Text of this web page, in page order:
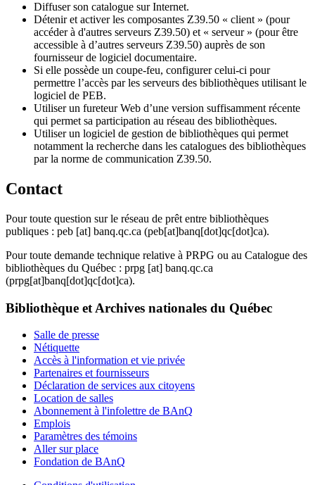
Diffuser son catalogue sur Internet.
Détenir et activer les composantes Z39.50 « client » (pour
accéder à d'autres serveurs Z39.50) et « serveur » (pour être
accessible à d’autres serveurs Z39.50) auprès de son
fournisseur de logiciel documentaire.
Si elle possède un coupe-feu, configurer celui-ci pour
permettre l’accès par les serveurs des bibliothèques utilisant le
logiciel de PEB.
Utiliser un fureteur Web d’une version suffisamment récente
qui permet sa participation au réseau des bibliothèques.
Utiliser un logiciel de gestion de bibliothèques qui permet
notamment la recherche dans les catalogues des bibliothèques
par la norme de communication Z39.50.
Contact
Pour toute question sur le réseau de prêt entre bibliothèques
publiques : peb [at] banq.qc.ca (peb[at]banq[dot]qc[dot]ca).
Pour toute demande technique relative à PRPG ou au Catalogue des
bibliothèques du Québec : prpg [at] banq.qc.ca
(prpg[at]banq[dot]qc[dot]ca).
Bibliothèque et Archives nationales du Québec
Salle de presse
Nétiquette
Accès à l'information et vie privée
Partenaires et fournisseurs
Déclaration de services aux citoyens
Location de salles
Abonnement à l'infolettre de BAnQ
Emplois
Paramètres des témoins
Aller sur place
Fondation de BAnQ